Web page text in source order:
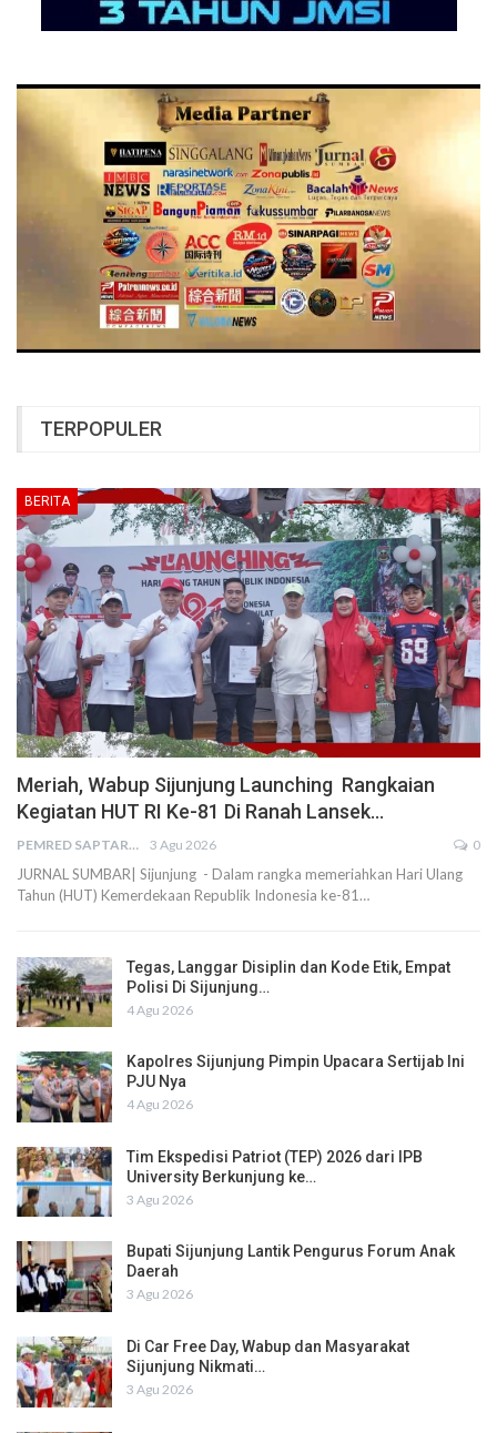
TERPOPULER
BERITA
Meriah, Wabup Sijunjung Launching Rangkaian
Kegiatan HUT RI Ke-81 Di Ranah Lansek…
PEMRED SAPTARIUS 3 Agu 2026 0
JURNAL SUMBAR| Sijunjung - Dalam rangka memeriahkan Hari Ulang
Tahun (HUT) Kemerdekaan Republik Indonesia ke-81…
Tegas, Langgar Disiplin dan Kode Etik, Empat
Polisi Di Sijunjung…
4 Agu 2026
Kapolres Sijunjung Pimpin Upacara Sertijab Ini
PJU Nya
4 Agu 2026
Tim Ekspedisi Patriot (TEP) 2026 dari IPB
University Berkunjung ke…
3 Agu 2026
Bupati Sijunjung Lantik Pengurus Forum Anak
Daerah
3 Agu 2026
Di Car Free Day, Wabup dan Masyarakat
Sijunjung Nikmati…
3 Agu 2026